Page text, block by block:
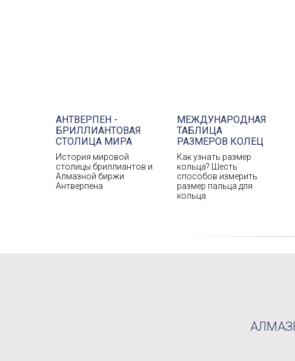
АНТВЕРПЕН -
БРИЛЛИАНТОВАЯ
СТОЛИЦА МИРА
История мировой
столицы бриллиантов и
Алмазной биржи
Антверпена
МЕЖДУНАРОДНАЯ
ТАБЛИЦА
РАЗМЕРОВ КОЛЕЦ
Как узнать размер
кольца? Шесть
способов измерить
размер пальца для
кольца